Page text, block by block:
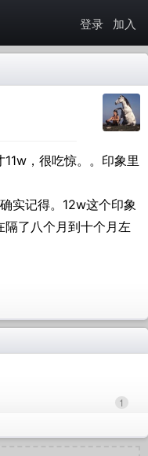
登录 加入
，很吃惊。。印象里
实记得。12w这个印象
隔了八个月到十个月左
1